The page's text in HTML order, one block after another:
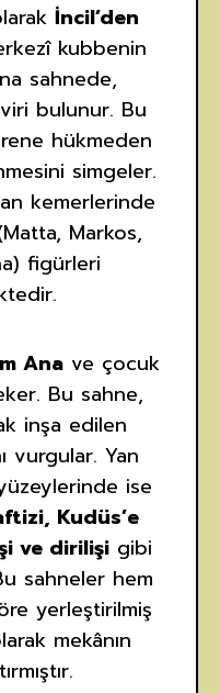
İncil’den
kubbenin
sahnede,
bulunur. Bu
hükmeden
simgeler.
kemerlerinde
Markos,
figürleri
Ana ve çocuk
Bu sahne,
inşa edilen
vurgular. Yan
ise
Kudüs’e
ve dirilişi gibi
sahneler hem
yerleştirilmiş
mekânın